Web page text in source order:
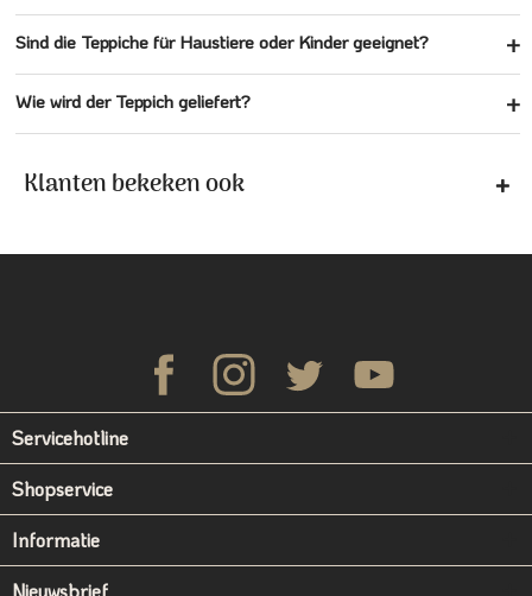
Sind die Teppiche für Haustiere oder Kinder geeignet?
Wie wird der Teppich geliefert?
Klanten bekeken ook
Servicehotline
Shopservice
Informatie
Nieuwsbrief